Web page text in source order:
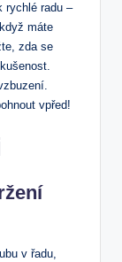
rychlé radu –
máte
zda se
vpřed!
v řadu,